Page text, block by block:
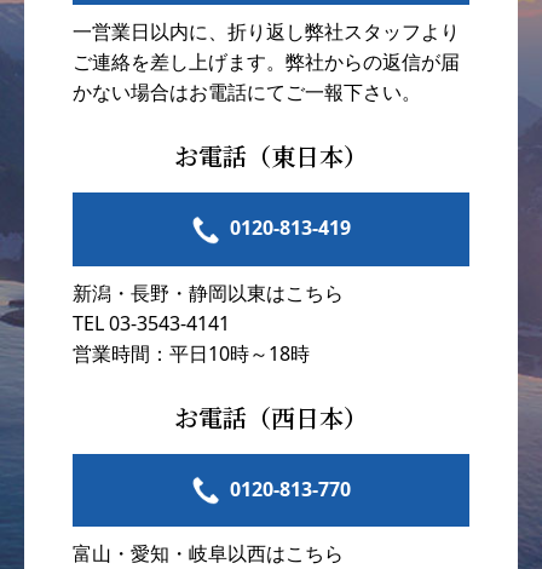
一営業日以内に、折り返し弊社スタッフより
ご連絡を差し上げます。弊社からの返信が届
かない場合はお電話にてご一報下さい。
お電話（東日本）
0120-813-419
新潟・長野・静岡以東はこちら
TEL 03-3543-4141
営業時間：平日10時～18時
お電話（西日本）
0120-813-770
富山・愛知・岐阜以西はこちら